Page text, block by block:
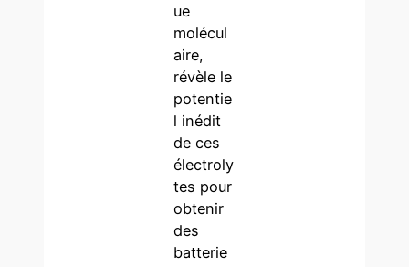
ue
molécul
aire,
révèle le
potentie
l inédit
de ces
électroly
tes pour
obtenir
des
batterie